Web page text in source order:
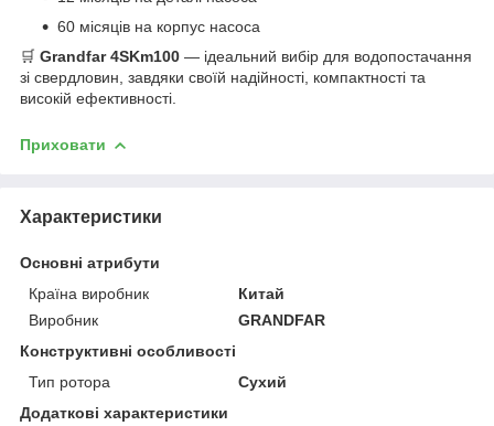
60 місяців на корпус насоса
🛒 Grandfar 4SKm100 — ідеальний вибір для водопостачання
зі свердловин, завдяки своїй надійності, компактності та
високій ефективності.
Приховати
Характеристики
Основні атрибути
Країна виробник
Китай
Виробник
GRANDFAR
Конструктивні особливості
Тип ротора
Сухий
Додаткові характеристики